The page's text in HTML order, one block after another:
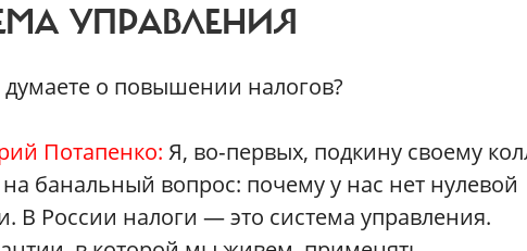
УПРАВЛЕНИЯ
о повышении налогов?
Потапенко: Я, во‑первых, подкину своему
на банальный вопрос: почему у нас нет нулевой
В России налоги — это система управления.